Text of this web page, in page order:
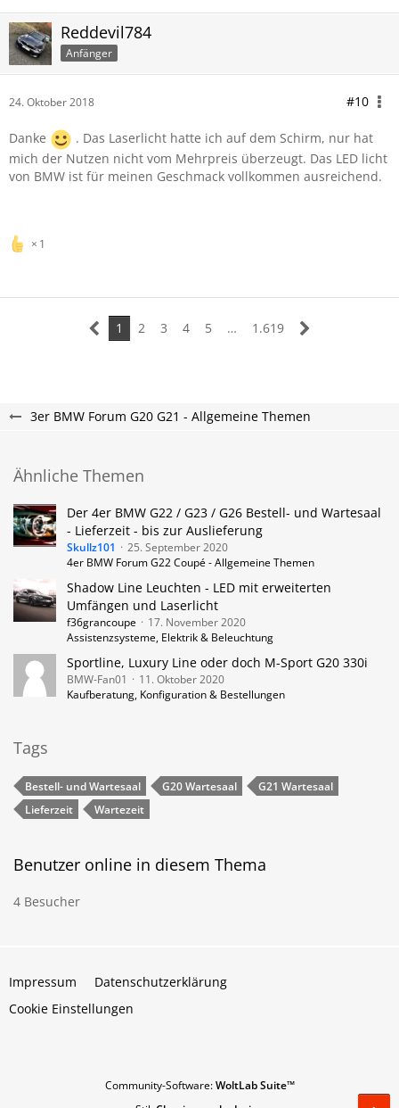
Reddevil784
Anfänger
24. Oktober 2018 #10
Danke
. Das Laserlicht hatte ich auf dem Schirm, nur hat
mich der Nutzen nicht vom Mehrpreis überzeugt. Das LED licht
von BMW ist für meinen Geschmack vollkommen ausreichend.
1
1 2 3 4 5 … 1.619
3er BMW Forum G20 G21 - Allgemeine Themen
Ähnliche Themen
Der 4er BMW G22 / G23 / G26 Bestell- und Wartesaal
- Lieferzeit - bis zur Auslieferung
Skullz101
25. September 2020
4er BMW Forum G22 Coupé - Allgemeine Themen
Shadow Line Leuchten - LED mit erweiterten
Umfängen und Laserlicht
f36grancoupe
17. November 2020
Assistenzsysteme, Elektrik & Beleuchtung
Sportline, Luxury Line oder doch M-Sport G20 330i
BMW-Fan01
11. Oktober 2020
Kaufberatung, Konfiguration & Bestellungen
Tags
Bestell- und Wartesaal G20 Wartesaal
G21 Wartesaal
Lieferzeit
Wartezeit
Benutzer online in diesem Thema
4 Besucher
Impressum
Datenschutzerklärung
Cookie Einstellungen
Community-Software:WoltLab Suite™